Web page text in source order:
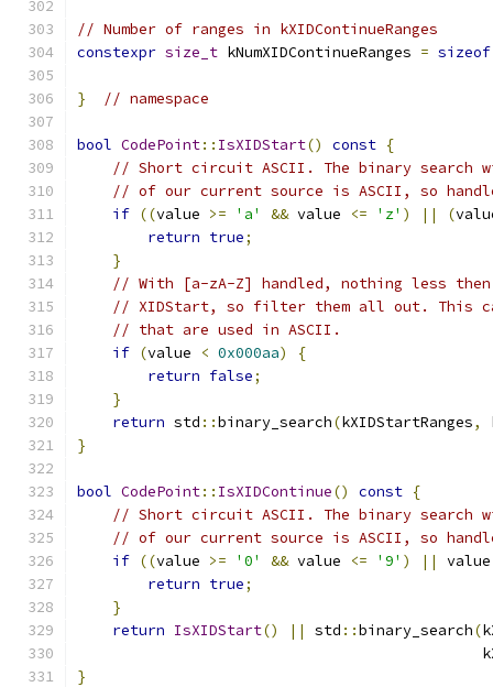
// Number of ranges in kXIDContinueRanges
constexpr size_t kNumXIDContinueRanges = sizeof
} // namespace
bool CodePoint:: IsXIDStart() const {
// Short circuit ASCII. The binary search
// of our current source is ASCII, so
if ((value >= 'a' && value <= 'z' ) || (
return true;
}
// With [a-zA-Z] handled, nothing less
// XIDStart, so filter them all out. This
// that are used in ASCII.
if (value < 0x000aa)
{
return false;
}
return std ::binary_search(kXIDStartRanges,
}
bool CodePoint:: IsXIDContinue() const {
// Short circuit ASCII. The binary search
// of our current source is ASCII, so
if ((value >= '0' && value <= '9' ) ||
return true;
}
return IsXIDStart() || std ::binary_search(
}